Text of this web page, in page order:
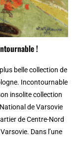
!
belle collection de
Incontournable
insolite collection
de Varsovie
de Centre-Nord
Dans l’une